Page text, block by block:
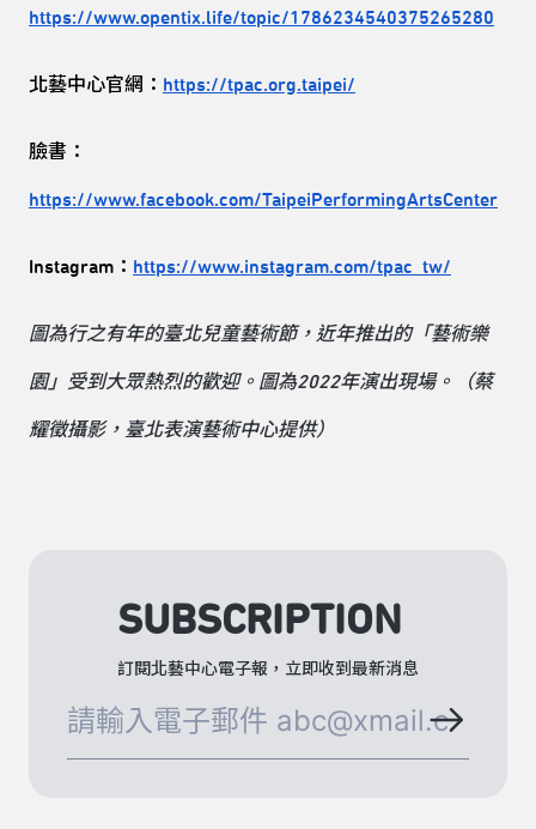
https://www.opentix.life/topic/1786234540375265280
北藝中心官網： https://tpac.org.taipei/
臉書：
https://www.facebook.com/TaipeiPerformingArtsCenter
Instagram： https://www.instagram.com/tpac_tw/
圖為行之有年的臺北兒童藝術節，近年推出的「藝術樂
園」受到大眾熱烈的歡迎。圖為2022年演出現場。（蔡
耀徵攝影，臺北表演藝術中心提供）
SUBSCRIPTION
訂閱北藝中心電子報，立即收到最新消息